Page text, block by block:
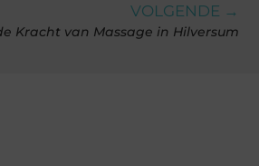
VOLGENDE →
Kracht van Massage in Hilversum